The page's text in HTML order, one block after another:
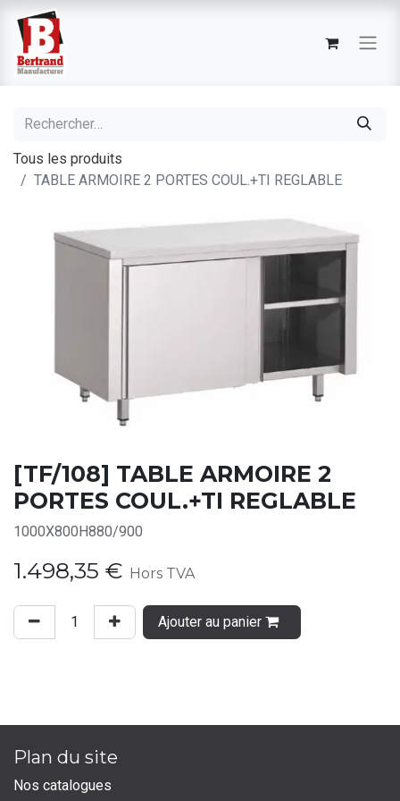
Tous les produits
TABLE ARMOIRE 2 PORTES COUL.+TI REGLABLE
[TF/108] TABLE ARMOIRE 2
PORTES COUL.+TI REGLABLE
1000X800H880/900
1.498,35 € Hors TVA
Ajouter au panier
Plan du site
Nos catalogues